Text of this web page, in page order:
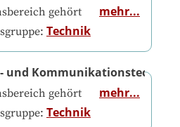
gehört
Technik
mehr...
und Kommunikationstechnik
gehört
Technik
mehr...